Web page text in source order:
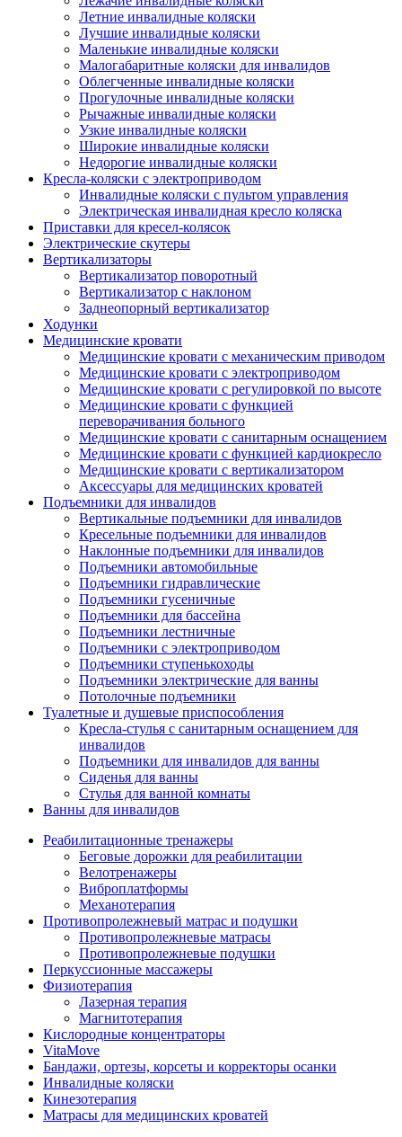
Летние инвалидные коляски
Лучшие инвалидные коляски
Маленькие инвалидные коляски
Малогабаритные коляски для инвалидов
Облегченные инвалидные коляски
Прогулочные инвалидные коляски
Рычажные инвалидные коляски
Узкие инвалидные коляски
Широкие инвалидные коляски
Недорогие инвалидные коляски
Кресла-коляски с электроприводом
Инвалидные коляски с пультом управления
Электрическая инвалидная кресло коляска
Приставки для кресел-колясок
Электрические скутеры
Вертикализаторы
Вертикализатор поворотный
Вертикализатор с наклоном
Заднеопорный вертикализатор
Ходунки
Медицинские кровати
Медицинские кровати с механическим приводом
Медицинские кровати с электроприводом
Медицинские кровати с регулировкой по высоте
Медицинские кровати с функцией
переворачивания больного
Медицинские кровати с санитарным оснащением
Медицинские кровати с функцией кардиокресло
Медицинские кровати с вертикализатором
Аксессуары для медицинских кроватей
Подъемники для инвалидов
Вертикальные подъемники для инвалидов
Кресельные подъемники для инвалидов
Наклонные подъемники для инвалидов
Подъемники автомобильные
Подъемники гидравлические
Подъемники гусеничные
Подъемники для бассейна
Подъемники лестничные
Подъемники с электроприводом
Подъемники ступенькоходы
Подъемники электрические для ванны
Потолочные подъемники
Туалетные и душевые приспособления
Кресла-стулья с санитарным оснащением для
инвалидов
Подъемники для инвалидов для ванны
Сиденья для ванны
Стулья для ванной комнаты
Ванны для инвалидов
Реабилитационные тренажеры
Беговые дорожки для реабилитации
Велотренажеры
Виброплатформы
Механотерапия
Противопролежневый матрас и подушки
Противопролежневые матрасы
Противопролежневые подушки
Перкуссионные массажеры
Физиотерапия
Лазерная терапия
Магнитотерапия
Кислородные концентраторы
VitaMove
Бандажи, ортезы, корсеты и корректоры осанки
Инвалидные коляски
Кинезотерапия
Матрасы для медицинских кроватей